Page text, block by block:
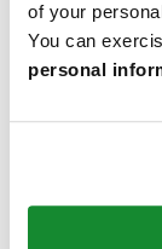
of your
You can
personal
COSC-certificering
waarvan de
ontvangen.